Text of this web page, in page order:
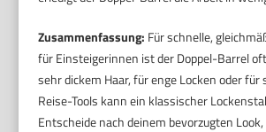
Zusammenfassung: Für schnelle,
für Einsteigerinnen ist der Doppel-Barrel
sehr dickem Haar, für enge Locken oder
Reise-Tools kann ein klassischer
Entscheide nach deinem bevorzugten